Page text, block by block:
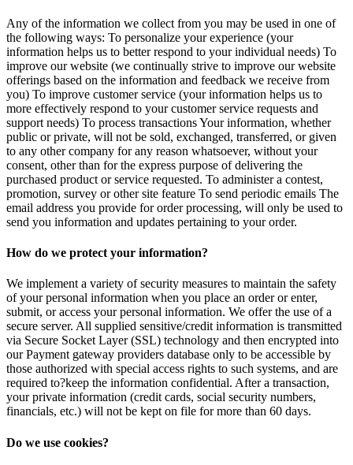
Any of the information we collect from you may be used in one of
the following ways: To personalize your experience (your
information helps us to better respond to your individual needs) To
improve our website (we continually strive to improve our website
offerings based on the information and feedback we receive from
you) To improve customer service (your information helps us to
more effectively respond to your customer service requests and
support needs) To process transactions Your information, whether
public or private, will not be sold, exchanged, transferred, or given
to any other company for any reason whatsoever, without your
consent, other than for the express purpose of delivering the
purchased product or service requested. To administer a contest,
promotion, survey or other site feature To send periodic emails The
email address you provide for order processing, will only be used to
send you information and updates pertaining to your order.
How do we protect your information?
We implement a variety of security measures to maintain the safety
of your personal information when you place an order or enter,
submit, or access your personal information. We offer the use of a
secure server. All supplied sensitive/credit information is transmitted
via Secure Socket Layer (SSL) technology and then encrypted into
our Payment gateway providers database only to be accessible by
those authorized with special access rights to such systems, and are
required to?keep the information confidential. After a transaction,
your private information (credit cards, social security numbers,
financials, etc.) will not be kept on file for more than 60 days.
Do we use cookies?